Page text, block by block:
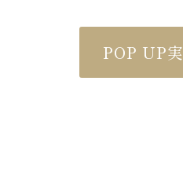
POP UP